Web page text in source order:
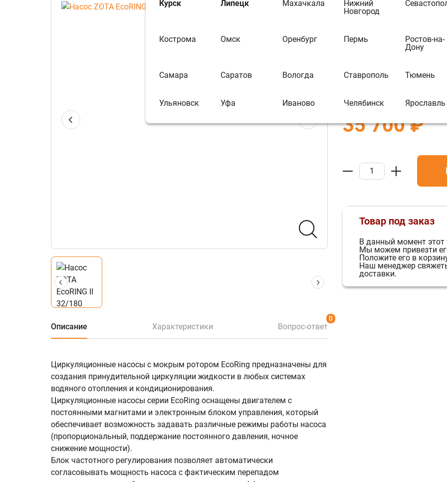
Курск Липецк Махачкала
Нижний
Новгород
Кострома Омск Оренбург Пермь
Ростов-на-
Дону
Самара Саратов Вологда Ставрополь Тюмень
Ульяновск Уфа Иваново Челябинск Ярославль
Описание Характеристики Вопрос-ответ
0
Циркуляционные насосы с мокрым ротором EcoRing предназначены для
создания принудительной циркуляции жидкости в любых системах
водяного отопления и кондиционирования.
Циркуляционные насосы серии EcoRing оснащены двигателем с
постоянными магнитами и электронным блоком управления, который
обеспечивает возможность задавать различные режимы работы насоса
(пропорциональный, поддержание постоянного давления, ночное
снижение мощности).
Блок частотного регулирования позволяет автоматически
согласовывать мощность насоса с фактическим перепадом
гайками
В избранное В
Бренд:Зота
35 700 ₽
Товар под заказ
В данный момент этот
Мы можем привезти
Положите его в
Наш менеджер
доставки.